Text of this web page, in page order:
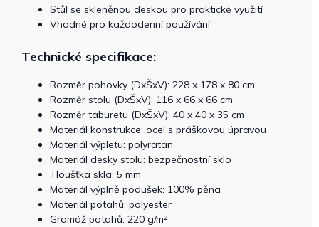
Stůl se skleněnou deskou pro praktické využití
Vhodné pro každodenní používání
Technické specifikace:
Rozměr pohovky (DxŠxV): 228 x 178 x 80 cm
Rozměr stolu (DxŠxV): 116 x 66 x 66 cm
Rozměr taburetu (DxŠxV): 40 x 40 x 35 cm
Materiál konstrukce: ocel s práškovou úpravou
Materiál výpletu: polyratan
Materiál desky stolu: bezpečnostní sklo
Tloušťka skla: 5 mm
Materiál výplně podušek: 100% pěna
Materiál potahů: polyester
Gramáž potahů: 220 g/m²